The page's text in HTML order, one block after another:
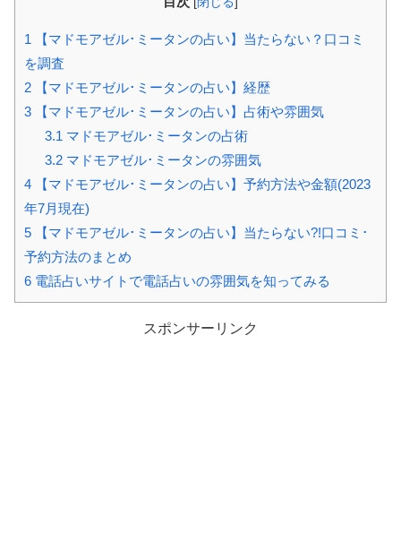
1 【マドモアゼル･ミータンの占い】当たらない？口コミ
を調査
2 【マドモアゼル･ミータンの占い】経歴
3 【マドモアゼル･ミータンの占い】占術や雰囲気
3.1 マドモアゼル･ミータンの占術
3.2マドモアゼル･ミータンの雰囲気
4 【マドモアゼル･ミータンの占い】予約方法や金額(2023
年7月現在)
5 【マドモアゼル･ミータンの占い】当たらない?!口コミ･
予約方法のまとめ
6 電話占いサイトで電話占いの雰囲気を知ってみる
スポンサーリンク